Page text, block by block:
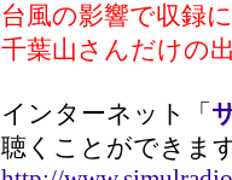
台風の影響で収録
千葉山さんだけの
インターネット「
聴くことができま